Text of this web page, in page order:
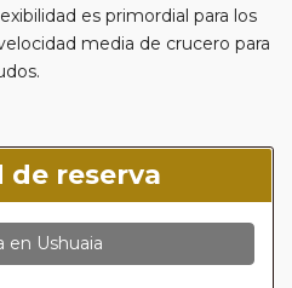
es primordial para los
media de crucero para
de reserva
en Ushuaia